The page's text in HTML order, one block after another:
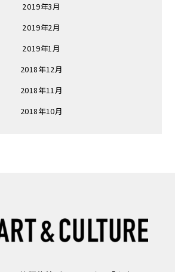
2019年3月
2019年2月
2019年1月
2018年12月
2018年11月
2018年10月